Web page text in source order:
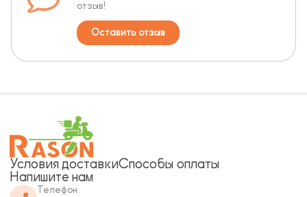
отзыв!
Оставить отзыв
Условия доставкиСпособы оплаты
Напишите нам
Телефон